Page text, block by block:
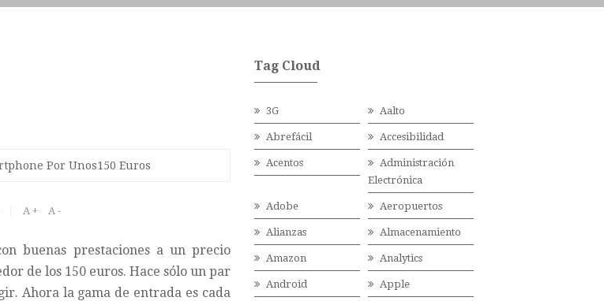
Por Unos150 Euros
A + A -
buenas prestaciones a un precio
de los 150 euros. Hace sólo un par
Ahora la gama de entrada es cada
Tag Cloud
3G Aalto
Abrefácil Accesibilidad
Acentos
Administración
Electrónica
Adobe Aeropuertos
Alianzas Almacenamiento
Amazon Analytics
Android Apple